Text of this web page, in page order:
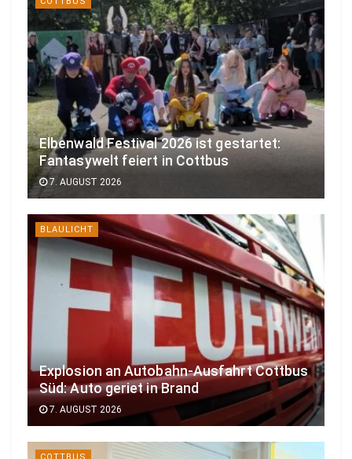
Elbenwald Festival 2026 ist gestartet:
Fantasywelt feiert in Cottbus
7. AUGUST 2026
BLAULICHT
Explosion an Autobahn-Ausfahrt Cottbus
Süd: Auto geriet in Brand
7. AUGUST 2026